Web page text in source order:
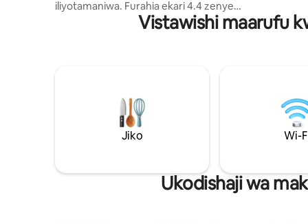
iliyotamaniwa. Furahia ekari 4.4 zenye
kinachoelekea kwenye kijito. Mojawapo
Westfield, tembelea viwanda vya
mvinyo, maduka ya kale, ski kwenye
peek n peek, Buffalo saa 1, Maporomoko
ya Niagara saa 1 na nusu, dakika 16
hivi karibuni. Mbwa wanakaribishwa.
ukubwa
wa
asili
Vistawishi maarufu
Jiko Wi-
Ukodishaji wa